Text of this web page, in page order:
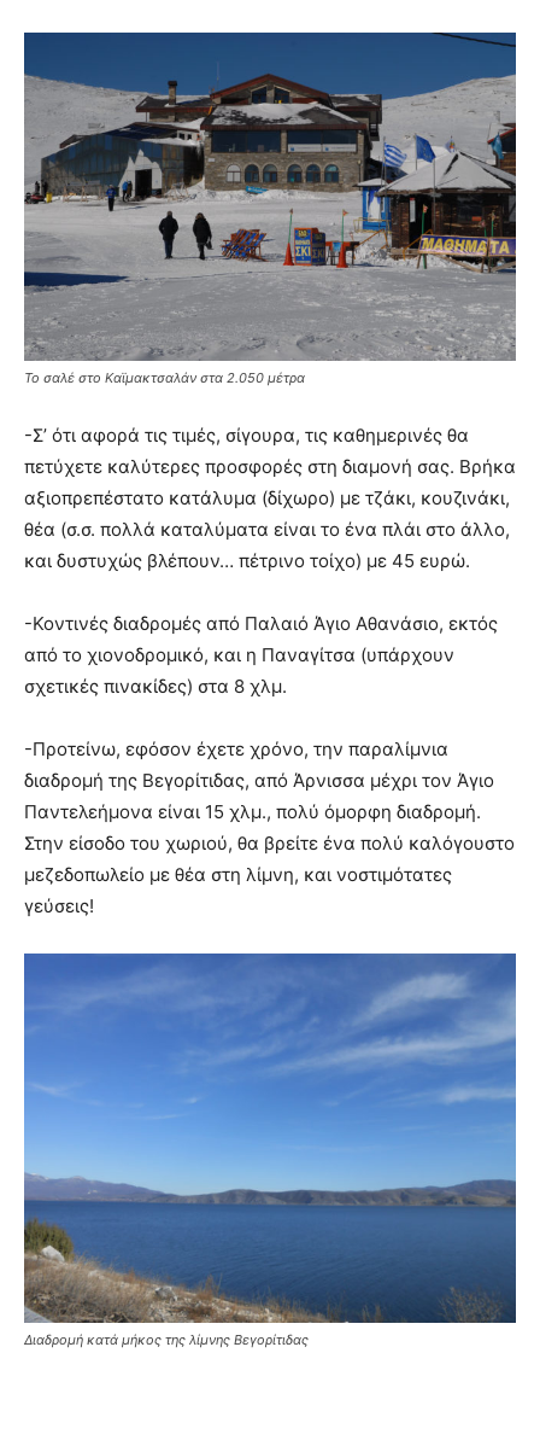
Το σαλέ στο Καϊμακτσαλάν στα 2.050 μέτρα
-Σ’ ότι αφορά τις τιμές, σίγουρα, τις καθημερινές θα
πετύχετε καλύτερες προσφορές στη διαμονή σας. Βρήκα
αξιοπρεπέστατο κατάλυμα (δίχωρο) με τζάκι, κουζινάκι,
θέα (σ.σ. πολλά καταλύματα είναι το ένα πλάι στο άλλο,
και δυστυχώς βλέπουν… πέτρινο τοίχο) με 45 ευρώ.
-Κοντινές διαδρομές από Παλαιό Άγιο Αθανάσιο, εκτός
από το χιονοδρομικό, και η Παναγίτσα (υπάρχουν
σχετικές πινακίδες) στα 8 χλμ.
-Προτείνω, εφόσον έχετε χρόνο, την παραλίμνια
διαδρομή της Βεγορίτιδας, από Άρνισσα μέχρι τον Άγιο
Παντελεήμονα είναι 15 χλμ., πολύ όμορφη διαδρομή.
Στην είσοδο του χωριού, θα βρείτε ένα πολύ καλόγουστο
μεζεδοπωλείο με θέα στη λίμνη, και νοστιμότατες
γεύσεις!
Διαδρομή κατά μήκος της λίμνης Βεγορίτιδας